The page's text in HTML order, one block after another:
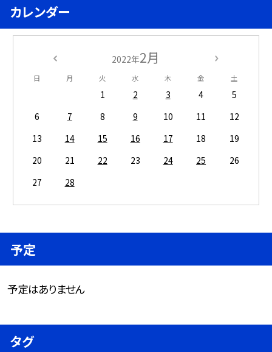
カレンダー
2022年2月
日 月 火 水 木 金 土
1 2 3 4
5
6
7 8 9 10 11
12
13
14 15 16 17 18
19
20
21 22 23 24 25
26
27
28
予定
予定はありません
タグ